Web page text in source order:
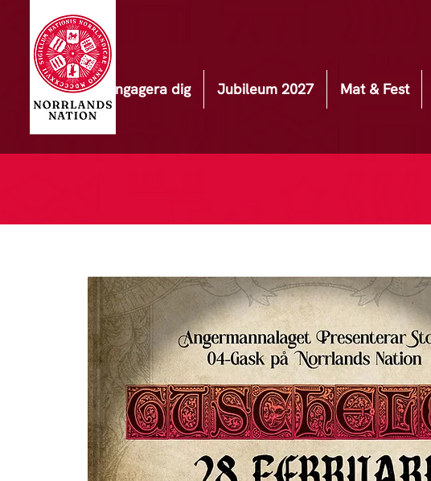
Engagera dig Jubileum 2027 Mat & Fest